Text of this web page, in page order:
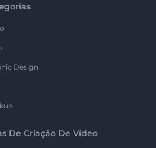
Design
De Criação De Vídeo